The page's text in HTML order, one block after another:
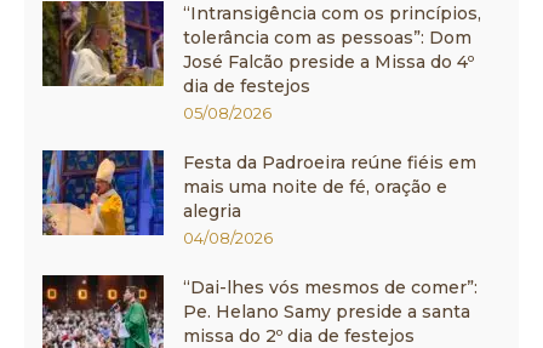
“Intransigência com os princípios,
tolerância com as pessoas”: Dom
José Falcão preside a Missa do 4º
dia de festejos
05/08/2026
Festa da Padroeira reúne fiéis em
mais uma noite de fé, oração e
alegria
04/08/2026
“Dai-lhes vós mesmos de comer”:
Pe. Helano Samy preside a santa
missa do 2º dia de festejos